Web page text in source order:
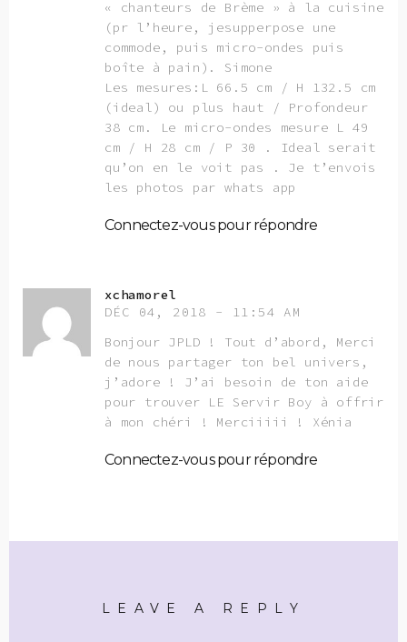
« chanteurs de Brème » à la cuisine
(pr l’heure, jesupperpose une
commode, puis micro-ondes puis
boîte à pain). Simone
Les mesures:L 66.5 cm / H 132.5 cm
(ideal) ou plus haut / Profondeur
38 cm. Le micro-ondes mesure L 49
cm / H 28 cm / P 30 . Ideal serait
qu’on en le voit pas . Je t’envois
les photos par whats app
Connectez-vous pour répondre
xchamorel
DÉC 04, 2018 - 11:54 AM
Bonjour JPLD ! Tout d’abord, Merci
de nous partager ton bel univers,
j’adore ! J’ai besoin de ton aide
pour trouver LE Servir Boy à offrir
à mon chéri ! Merciiiii ! Xénia
Connectez-vous pour répondre
LEAVE A REPLY